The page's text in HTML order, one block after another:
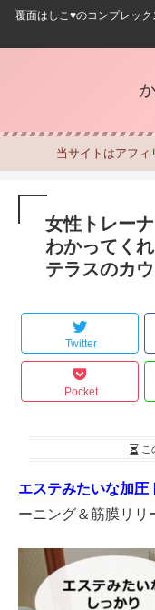
覆面はしこ♥のコンプレッ
当サイトはアフィ
女性トレー
わかってく
テラスのカ
Twitter
Pocket
こ
エステみたいな加圧
ーニング＆筋膜リリ